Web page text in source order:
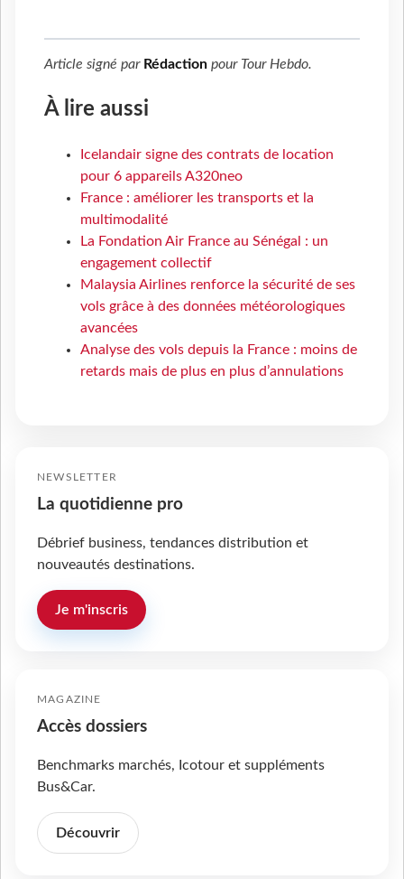
Article signé par Rédaction pour Tour Hebdo.
À lire aussi
Icelandair signe des contrats de location
pour 6 appareils A320neo
France : améliorer les transports et la
multimodalité
La Fondation Air France au Sénégal : un
engagement collectif
Malaysia Airlines renforce la sécurité de ses
vols grâce à des données météorologiques
avancées
Analyse des vols depuis la France : moins de
retards mais de plus en plus d’annulations
NEWSLETTER
La quotidienne pro
Débrief business, tendances distribution et
nouveautés destinations.
Je m'inscris
MAGAZINE
Accès dossiers
Benchmarks marchés, Icotour et suppléments
Bus&Car.
Découvrir